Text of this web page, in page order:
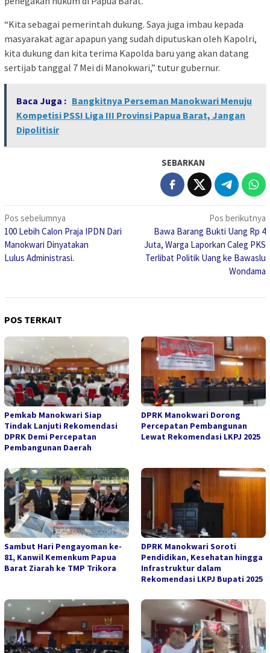
“Kita sebagai pemerintah dukung. Saya juga imbau kepada
masyarakat agar apapun yang sudah diputuskan oleh Kapolri,
kita dukung dan kita terima Kapolda baru yang akan datang
sertijab tanggal 7 Mei di Manokwari,” tutur gubernur.
Baca Juga : Bangkitnya Perseman Manokwari Menuju
Kompetisi PSSI Liga III Provinsi Papua Barat, Jangan
Dipolitisir
SEBARKAN
Navigasi
pos
Pos sebelumnya
100 Lebih Calon Praja IPDN Dari
Manokwari Dinyatakan
Lulus Administrasi.
Pos berikutnya
Bawa Barang Bukti Uang Rp 4
Juta, Warga Laporkan Caleg PKS
Terlibat Politik Uang ke Bawaslu
Wondama
POS TERKAIT
Pemkab Manokwari Siap
Tindak Lanjuti Rekomendasi
DPRK Demi Percepatan
Pembangunan Daerah
DPRK Manokwari Dorong
Percepatan Pembangunan
Lewat Rekomendasi LKPJ 2025
Sambut Hari Pengayoman ke-
81, Kanwil Kemenkum Papua
Barat Ziarah ke TMP Trikora
DPRK Manokwari Soroti
Pendidikan, Kesehatan hingga
Infrastruktur dalam
Rekomendasi LKPJ Bupati 2025